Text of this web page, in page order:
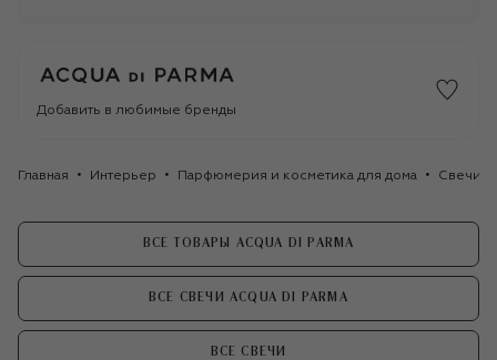
Добавить в любимые бренды
Главная Интерьер Парфюмерия и косметика для дома Свечи
ВСЕ ТОВАРЫ ACQUA DI PARMA
ВСЕ СВЕЧИ ACQUA DI PARMA
ВСЕ СВЕЧИ